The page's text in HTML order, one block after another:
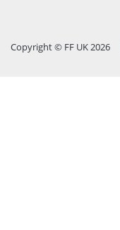
Copyright © FF UK 2026